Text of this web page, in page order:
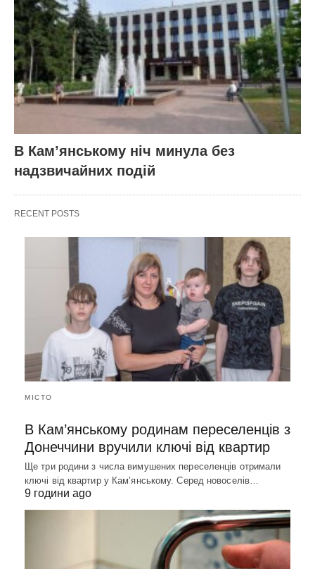
В Кам’янському ніч минула без
надзвичайних подій
RECENT POSTS
МІСТО
В Кам’янському родинам переселенців з
Донеччини вручили ключі від квартир
Ще три родини з числа вимушених переселенців отримали
ключі від квартир у Кам’янському. Серед новоселів…
9 години ago